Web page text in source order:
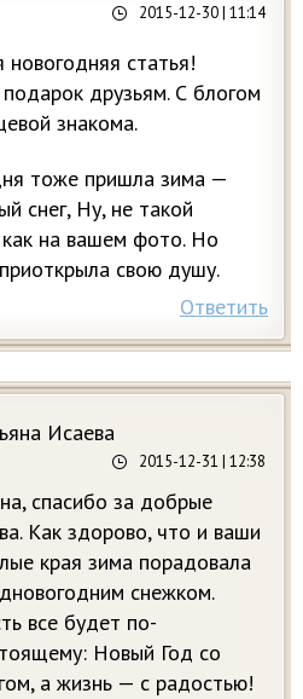
2015-12-30| 11:14
новогодняя статья!
друзьям. С блогом
знакома.
тоже пришла зима —
снег, Ну, не такой
на вашем фото. Но
свою душу.
Ответить
Исаева
2015-12-31 | 12:38
спасибо за добрые
Как здорово, что и ваши
края зима порадовала
снежком.
все будет по-
Новый Год со
а жизнь — с радостью!